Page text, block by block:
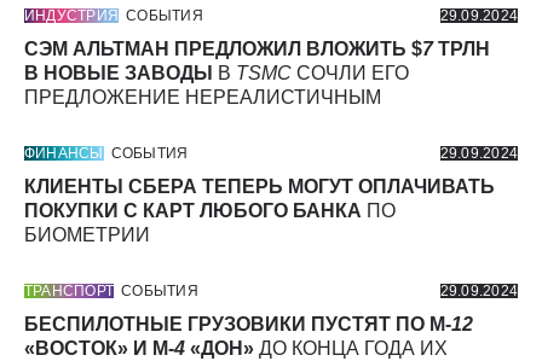
ИНДУСТРИЯ СОБЫТИЯ 29.09.2024
СЭМ АЛЬТМАН ПРЕДЛОЖИЛ ВЛОЖИТЬ $7ТРЛН
В НОВЫЕ ЗАВОДЫ
В TSMC СОЧЛИ ЕГО
ПРЕДЛОЖЕНИЕ НЕРЕАЛИСТИЧНЫМ
ФИНАНСЫ СОБЫТИЯ 29.09.2024
КЛИЕНТЫ СБЕРА ТЕПЕРЬ МОГУТ ОПЛАЧИВАТЬ
ПОКУПКИ С КАРТ ЛЮБОГО БАНКА ПО
БИОМЕТРИИ
ТРАНСПОРТ СОБЫТИЯ 29.09.2024
БЕСПИЛОТНЫЕ ГРУЗОВИКИ ПУСТЯТ ПО М-12
«ВОСТОК» И М-4 «ДОН» ДО КОНЦА ГОДА ИХ